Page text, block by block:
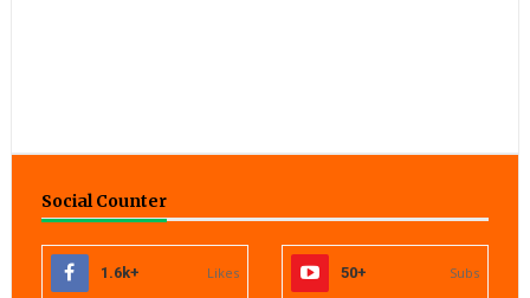
Social Counter
1.6k+ Likes 50+ Subs